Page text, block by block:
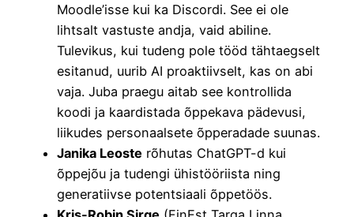
Moodle’isse kui ka Discordi. See ei ole
lihtsalt vastuste andja, vaid abiline.
Tulevikus, kui tudeng pole tööd tähtaegselt
esitanud, uurib AI proaktiivselt, kas on abi
vaja. Juba praegu aitab see kontrollida
koodi ja kaardistada õppekava pädevusi,
liikudes personaalsete õpperadade suunas.
Janika Leoste rõhutas ChatGPT-d kui
õppejõu ja tudengi ühistööriista ning
generatiivse potentsiaali õppetöös.